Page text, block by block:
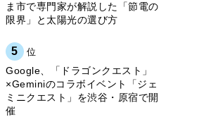
ま市で専門家が解説した「節電の
限界」と太陽光の選び方
5 位
Google、「ドラゴンクエスト」
×Geminiのコラボイベント「ジェ
ミニクエスト」を渋谷・原宿で開
催